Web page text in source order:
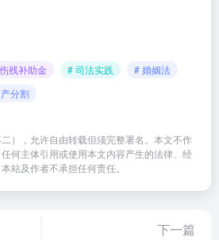
残补助金 # 司法实践
# 婚姻法
分割
），允许自由转载但须完整署名。本文不作
何主体引用或使用本文内容产生的法律、经
站及作者不承担任何责任。
下一篇